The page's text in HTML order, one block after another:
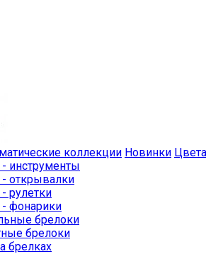
коллекции Новинки Цвета
инструменты
открывалки
рулетки
фонарики
брелоки
брелоки
брелках